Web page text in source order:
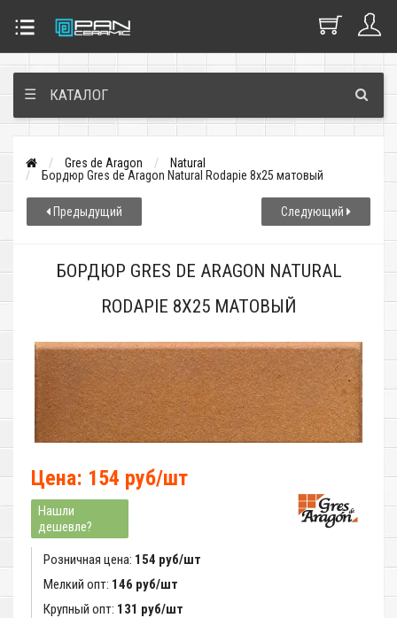
☰ КАТАЛОГ
Gres de Aragon
Natural
Бордюр Gres de Aragon Natural Rodapie 8x25 матовый
Предыдущий Следующий
БОРДЮР GRES DE ARAGON NATURAL
RODAPIE 8X25 МАТОВЫЙ
Цена: 154 руб/шт
Нашли
дешевле?
Розничная цена: 154 руб/шт
Мелкий опт: 146 руб/шт
Крупный опт: 131 руб/шт